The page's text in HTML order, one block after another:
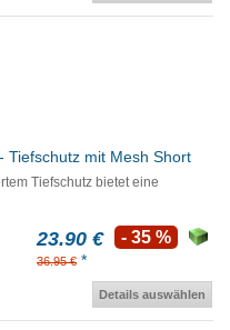
Tiefschutz mit Mesh Short
Tiefschutz bietet eine
23.90 €
36.95 € *
- 35 %
Details auswählen